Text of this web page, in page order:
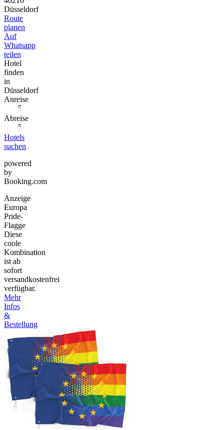
Düsseldorf
Route
planen
Auf
Whatsapp
teilen
Hotel
finden
in
Düsseldorf
Anreise
Abreise
Hotels
suchen
powered
by
Booking.com
Anzeige
Europa
Pride-
Flagge
Diese
coole
Kombination
ist ab
sofort
versandkostenfrei
verfügbar.
Mehr
Infos
&
Bestellung